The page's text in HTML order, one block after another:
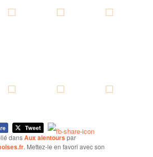
dansAux alentourspar
. Mettez-le en favori avec son